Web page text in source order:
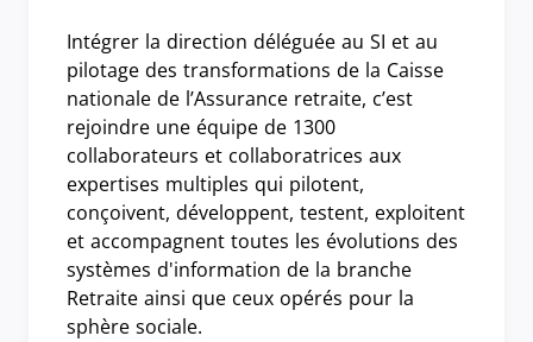
Intégrer la direction déléguée au SI et au
pilotage des transformations de la Caisse
nationale de l’Assurance retraite, c’est
rejoindre une équipe de 1300
collaborateurs et collaboratrices aux
expertises multiples qui pilotent,
conçoivent, développent, testent, exploitent
et accompagnent toutes les évolutions des
systèmes d'information de la branche
Retraite ainsi que ceux opérés pour la
sphère sociale.